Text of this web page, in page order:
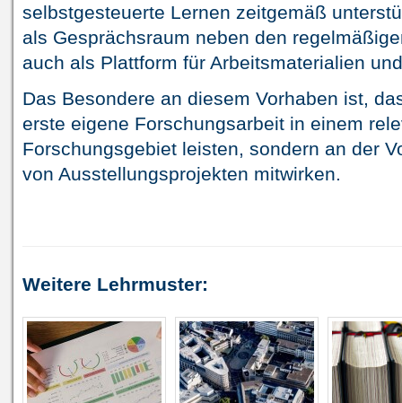
selbstgesteuerte Lernen zeitgemäß
als Gesprächsraum neben den
auch als Plattform für Arbeitsmaterialien
Das Besondere an diesem Vorhaben ist,
erste eigene Forschungsarbeit in einem
Forschungsgebiet leisten, sondern an der
von Ausstellungsprojekten mitwirken.
Weitere Lehrmuster: